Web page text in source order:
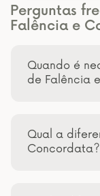
Perguntas
Falência e
Quando é
de Falência
Qual a
Concordata?